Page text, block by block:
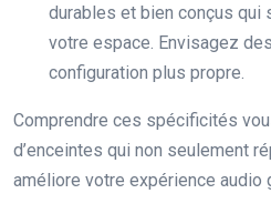
durables et bien conçus qui
votre espace. Envisagez
configuration plus propre.
Comprendre ces spécificités
d’enceintes qui non seulement
améliore votre expérience audio